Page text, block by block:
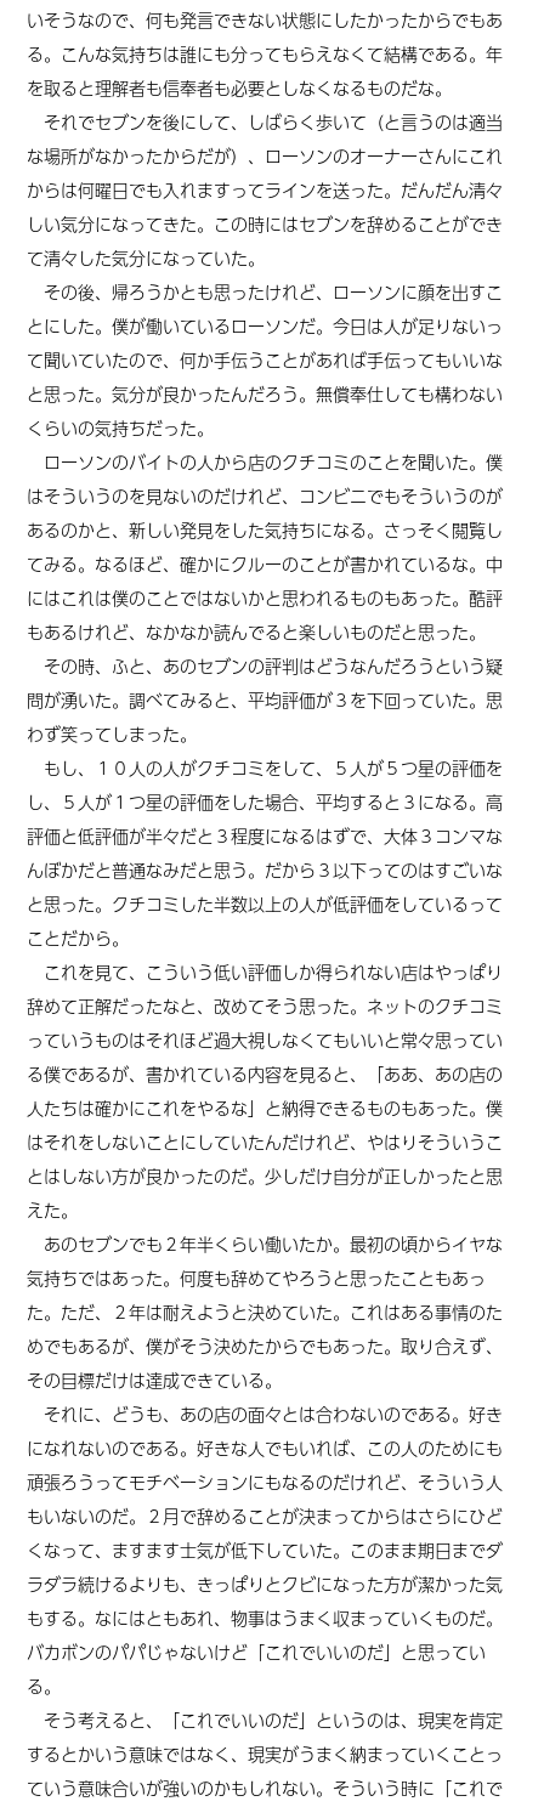
いそうなので、何も発言できない状態にしたかったからでもあ
る。こんな気持ちは誰にも分ってもらえなくて結構である。年
を取ると理解者も信奉者も必要としなくなるものだな。
それでセブンを後にして、しばらく歩いて（と言うのは適当
な場所がなかったからだが）、ローソンのオーナーさんにこれ
からは何曜日でも入れますってラインを送った。だんだん清々
しい気分になってきた。この時にはセブンを辞めることができ
て清々した気分になっていた。
その後、帰ろうかとも思ったけれど、ローソンに顔を出すこ
とにした。僕が働いているローソンだ。今日は人が足りないっ
て聞いていたので、何か手伝うことがあれば手伝ってもいいな
と思った。気分が良かったんだろう。無償奉仕しても構わない
くらいの気持ちだった。
ローソンのバイトの人から店のクチコミのことを聞いた。僕
はそういうのを見ないのだけれど、コンビニでもそういうのが
あるのかと、新しい発見をした気持ちになる。さっそく閲覧し
てみる。なるほど、確かにクルーのことが書かれているな。中
にはこれは僕のことではないかと思われるものもあった。酷評
もあるけれど、なかなか読んでると楽しいものだと思った。
その時、ふと、あのセブンの評判はどうなんだろうという疑
問が湧いた。調べてみると、平均評価が３を下回っていた。思
わず笑ってしまった。
もし、１０人の人がクチコミをして、５人が５つ星の評価を
し、５人が１つ星の評価をした場合、平均すると３になる。高
評価と低評価が半々だと３程度になるはずで、大体３コンマな
んぼかだと普通なみだと思う。だから３以下ってのはすごいな
と思った。クチコミした半数以上の人が低評価をしているって
ことだから。
これを見て、こういう低い評価しか得られない店はやっぱり
辞めて正解だったなと、改めてそう思った。ネットのクチコミ
っていうものはそれほど過大視しなくてもいいと常々思ってい
る僕であるが、書かれている内容を見ると、「ああ、あの店の
人たちは確かにこれをやるな」と納得できるものもあった。僕
はそれをしないことにしていたんだけれど、やはりそういうこ
とはしない方が良かったのだ。少しだけ自分が正しかったと思
えた。
あのセブンでも２年半くらい働いたか。最初の頃からイヤな
気持ちではあった。何度も辞めてやろうと思ったこともあっ
た。ただ、２年は耐えようと決めていた。これはある事情のた
めでもあるが、僕がそう決めたからでもあった。取り合えず、
その目標だけは達成できている。
それに、どうも、あの店の面々とは合わないのである。好き
になれないのである。好きな人でもいれば、この人のためにも
頑張ろうってモチベーションにもなるのだけれど、そういう人
もいないのだ。２月で辞めることが決まってからはさらにひど
くなって、ますます士気が低下していた。このまま期日までダ
ラダラ続けるよりも、きっぱりとクビになった方が潔かった気
もする。なにはともあれ、物事はうまく収まっていくものだ。
バカボンのパパじゃないけど「これでいいのだ」と思ってい
る。
そう考えると、「これでいいのだ」というのは、現実を肯定
するとかいう意味ではなく、現実がうまく納まっていくことっ
ていう意味合いが強いのかもしれない。そういう時に「これで